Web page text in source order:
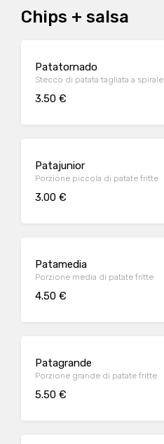
Chips + salsa
Patatornado
Stecco di patata tagliata a spirale
3.50 €
Patajunior
Porzione piccola di patate fritte
3.00 €
Patamedia
Porzione media di patate fritte
4.50 €
Patagrande
Porzione grande di patate fritte
5.50 €